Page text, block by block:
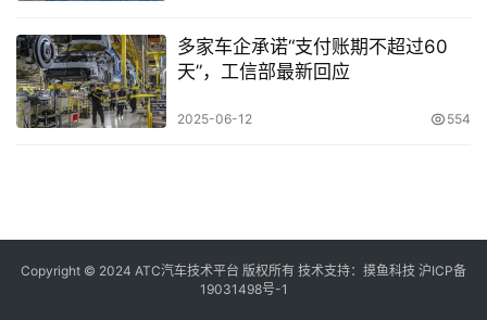
多家车企承诺“支付账期不超过60
天”，工信部最新回应
2025-06-12 554
Copyright © 2024 ATC汽车技术平台 版权所有 技术支持： 摸鱼科技 沪ICP备
19031498号-1